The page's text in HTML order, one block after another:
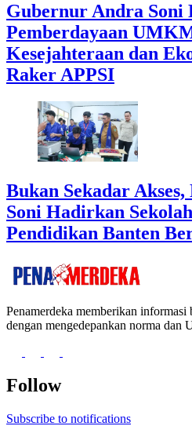
Gubernur Andra Soni
Pemberdayaan
Kesejahteraan dan
Raker APPSI
Bukan Sekadar
Soni Hadirkan
Pendidikan Banten
Penamerdeka memberikan informasi
dengan mengedepankan norma dan
Follow
Subscribe to notifications